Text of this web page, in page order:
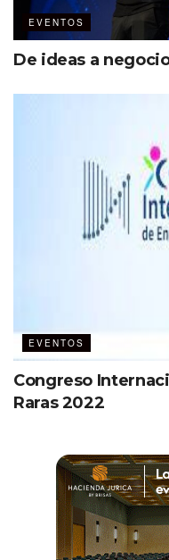
Relacionamiento.
Educación.
MBTA
EVENTOS
De ideas a
EVENTOS
Congreso
Raras 2022